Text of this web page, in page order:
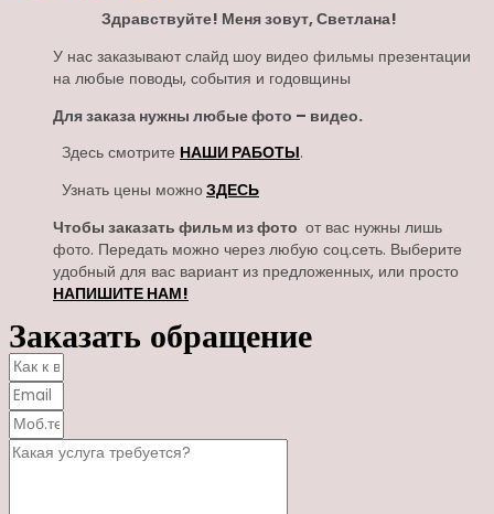
Здравствуйте! Меня зовут, Светлана!
У нас заказывают слайд шоу видео фильмы презентации
на любые поводы, события и годовщины
Для заказа нужны любые фото – видео.
Здесь смотрите НАШИ РАБОТЫ.
Узнать цены можноЗДЕСЬ
Чтобы заказать фильм из фото от вас нужны лишь
фото. Передать можно через любую соц.сеть. Выберите
удобный для вас вариант из предложенных, или просто
НАПИШИТЕ НАМ!
Заказать обращение